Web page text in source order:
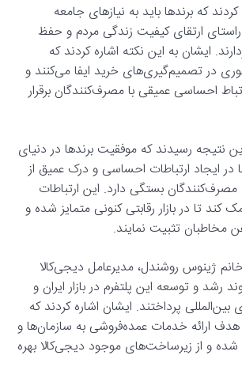
که برندها باید به نیازهای جامعه
ارتقای کیفیت زندگی مردم و حفظ
ایشان به این نکته اشاره کردند که
در تصمیم‌گیری‌های خرید ایفا می‌کنند و
احساسی عمیقی با مصرف‌کنندگان برقرار
نتیجه رسیدند که موفقیت برندها در دنیای
در ایجاد ارتباطات احساسی و درک عمیق از
مصرف‌کنندگان بستگی دارد. این ارتباطات
کند تا در بازار رقابتی کنونی متمایز شده و
مخاطبان تثبیت نمایند.
ژینوس روشندل، مدیرعامل دیجی‌کالا
رشد و توسعه این پلتفرم در بازار ایران و
بین‌المللی پرداختند. ایشان اشاره کردند که
هدف ارائه خدمات عمده‌فروشی به سازمان‌ها و
و از زیرساخت‌های موجود دیجی‌کالا بهره